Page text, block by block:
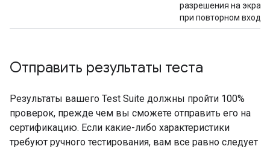
разрешения на
при повторном входе
Отправить результаты теста
Результаты вашего Test Suite должны пройти 100%
проверок, прежде чем вы сможете отправить его на
сертификацию. Если какие-либо характеристики
требуют ручного тестирования, вам все равно следует